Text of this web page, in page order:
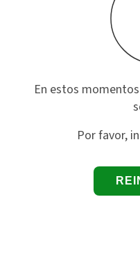
En estos
Por favor,